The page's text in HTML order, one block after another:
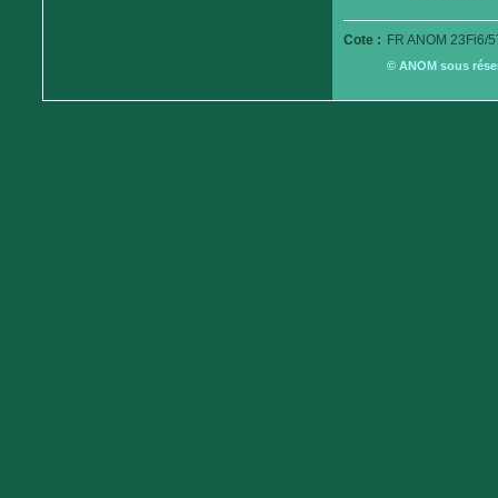
Cote : FR ANOM 23Fi6/
© ANOM sous